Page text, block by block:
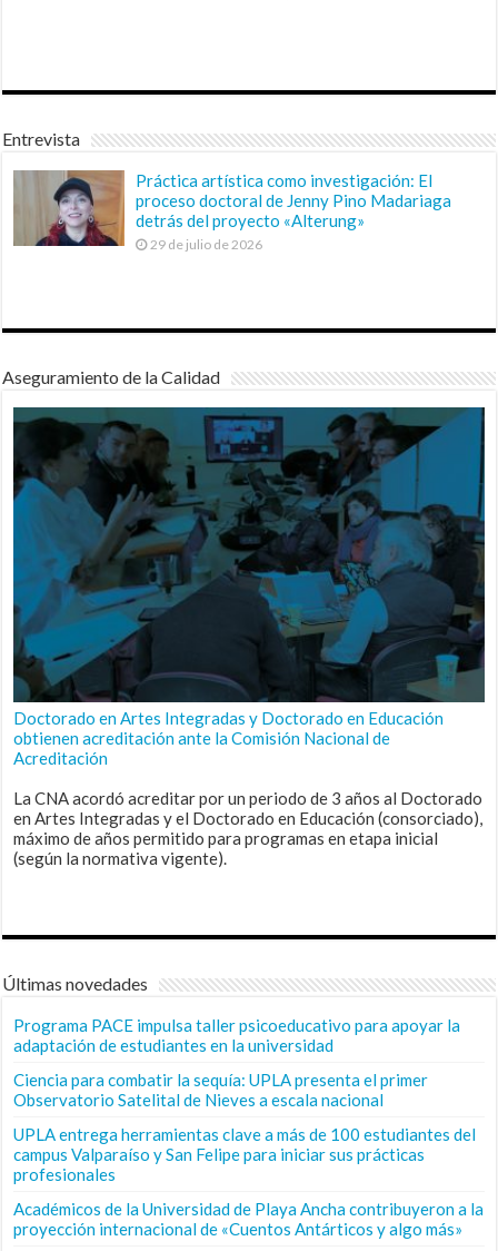
Entrevista
Práctica artística como investigación: El
proceso doctoral de Jenny Pino Madariaga
detrás del proyecto «Alterung»
29 de julio de 2026
Aseguramiento de la Calidad
Doctorado en Artes Integradas y Doctorado en Educación
obtienen acreditación ante la Comisión Nacional de
Acreditación
La CNA acordó acreditar por un periodo de 3 años al Doctorado
en Artes Integradas y el Doctorado en Educación (consorciado),
máximo de años permitido para programas en etapa inicial
(según la normativa vigente).
Últimas novedades
Programa PACE impulsa taller psicoeducativo para apoyar la
adaptación de estudiantes en la universidad
Ciencia para combatir la sequía: UPLA presenta el primer
Observatorio Satelital de Nieves a escala nacional
UPLA entrega herramientas clave a más de 100 estudiantes del
campus Valparaíso y San Felipe para iniciar sus prácticas
profesionales
Académicos de la Universidad de Playa Ancha contribuyeron a la
proyección internacional de «Cuentos Antárticos y algo más»